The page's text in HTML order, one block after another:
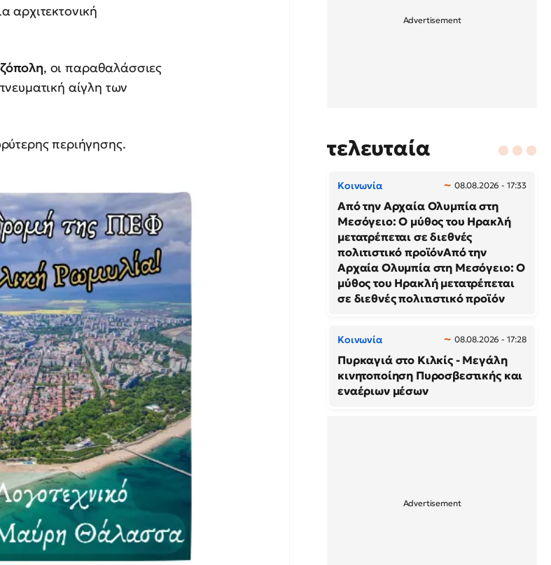
αρχιτεκτονική
, οι παραθαλάσσιες
αίγλη των
περιήγησης. τελευταία
Κοινωνία 08.08.2026 - 17:33
Από την Αρχαία Ολυμπία στη
Μεσόγειο: Ο μύθος του Ηρακλή
μετατρέπεται σε διεθνές
πολιτιστικό προϊόνΑπό την
Αρχαία Ολυμπία στη Μεσόγειο: Ο
μύθος του Ηρακλή μετατρέπεται
σε διεθνές πολιτιστικό προϊόν
Κοινωνία 08.08.2026 - 17:28
Πυρκαγιά στο Κιλκίς - Μεγάλη
κινητοποίηση Πυροσβεστικής και
εναέριων μέσων